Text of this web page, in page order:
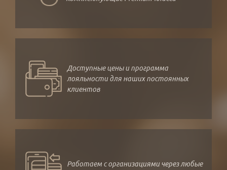
Доступные цены и программа
лояльности для наших постоянных
клиентов
Работаем с организациями через любые